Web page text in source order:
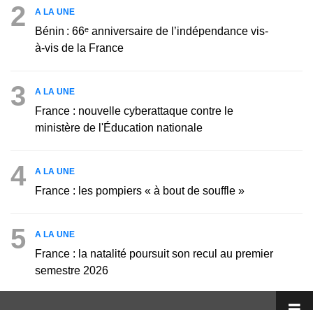
2 A LA UNE
Bénin : 66ᵉ anniversaire de l’indépendance vis-
à-vis de la France
3 A LA UNE
France : nouvelle cyberattaque contre le
ministère de l'Éducation nationale
4 A LA UNE
France : les pompiers « à bout de souffle »
5 A LA UNE
France : la natalité poursuit son recul au premier
semestre 2026